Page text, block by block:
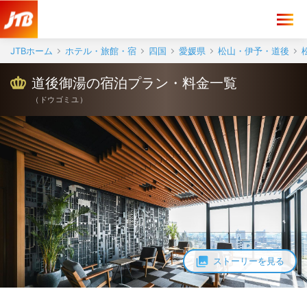
JTBホーム ホテル・旅館・宿 四国 愛媛県 松山・伊予・道後
ストーリーを見る
道後御湯の宿泊プラン・料金一覧
（ ドウゴミユ ）